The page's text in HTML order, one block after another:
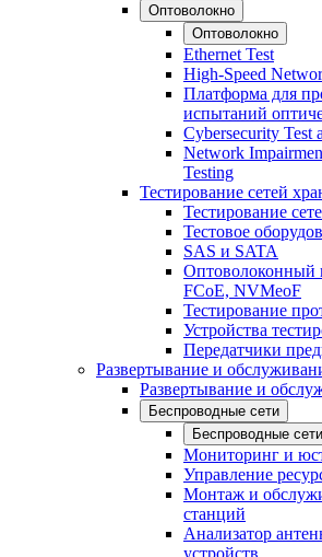
Оптоволокно
Оптоволокно
Ethernet Test
High-Speed
Платформа для
испытаний
Cybersecurity Test
Network
Testing
Тестирование сетей
Тестирование
Тестовое
SAS и SATA
Оптоволоконный
FCoE, NVMeoF
Тестирование
Устройства
Передатчики
Развертывание и
Развертывание и
Беспроводные сети
Беспроводные сети
Мониторинг и
Управление
Монтаж и
станций
Анализатор